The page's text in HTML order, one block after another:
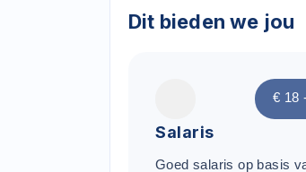
Dit bieden we jou
€ 18
Salaris
Goed salaris op basis